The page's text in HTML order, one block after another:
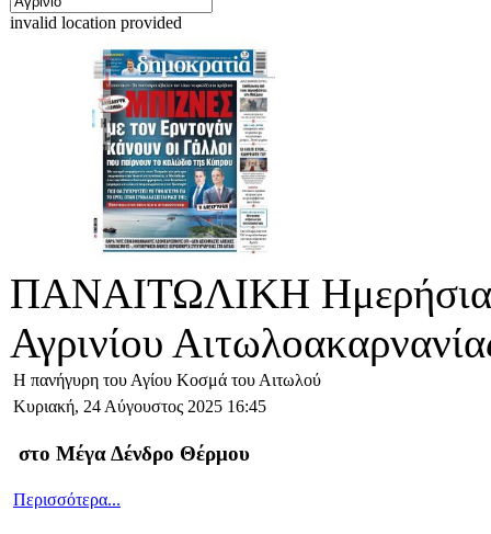
invalid location provided
ΠΑΝΑΙΤΩΛΙΚΗ Ημερήσια
Αγρινίου
Η πανήγυρη του Αγίου Κοσμά του Αιτωλού
Κυριακή, 24 Αύγουστος 2025 16:45
στο Μέγα Δένδρο Θέρμου
Περισσότερα...